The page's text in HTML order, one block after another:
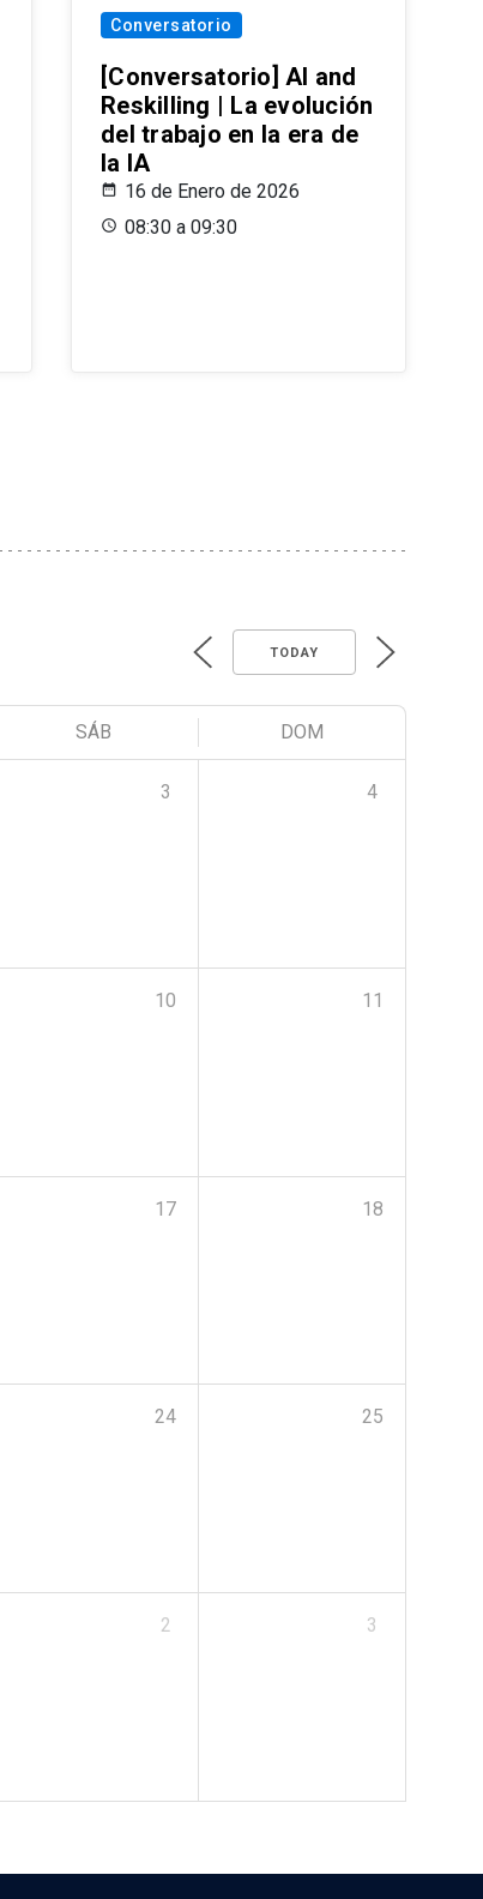
Conversatorio
[Conversatorio] AI and
Reskilling | La evolución
del trabajo en la era de
la IA
16 de Enero de 2026
08:30 a 09:30
TODAY
SÁB DOM
3 4
10 11
17 18
24 25
2 3